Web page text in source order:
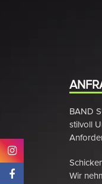
BAND
stilvoll
Wir